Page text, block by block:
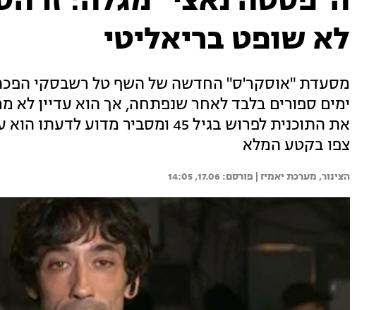
לא שופט בריאליטי
מסעדת "אוסקר'ס" החדשה של השף טל רשבסקי הפכה
ימים ספורים בלבד לאחר שנפתחה, אך הוא עדיין לא
את התוכנית לפרוש בגיל 45 ומסביר
צפו בקטע המלא
הצינור, מערכת יאמיז | 17.06, 14:05